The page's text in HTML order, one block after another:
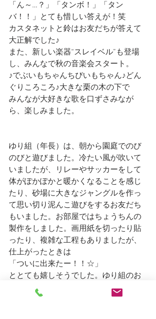
「ん～…？」「タンボ！」「タン
バ！！」とても惜しい答えが！笑
カスタネットと鈴はお友だちが答えて
大正解でした♪
また、新しい楽器“スレイベル”も登場
し、みんなで秋の音楽会スタート。
♪でぶいもちゃんちびいもちゃん♪どん
ぐりころころ♪大きな栗の木の下で
みんなが大好きな歌を口ずさみなが
ら、楽しみました。
ゆり組（年長）は、朝から園庭でのび
のびと遊びました。冷たい風が吹いて
いましたが、リレーやサッカーをして
体がぽかぽかと暖かくなることを感じ
たり、砂場に大きなジャングルを作っ
て思い切り泥んこ遊びをするお友だち
もいました。お部屋ではちょうちんの
製作をしました。画用紙を切ったり貼
ったり、複雑な工程もありましたが、
仕上がったときは
「ついに出来たー！！☆」
ととても嬉しそうでした。ゆり組のお
祭りのときに飾りましょうね♪